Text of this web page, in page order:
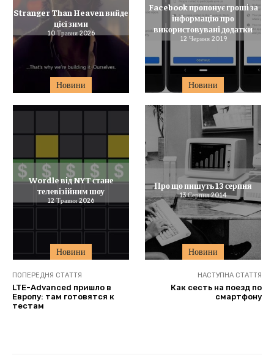
Новини
Stranger Than Heaven вийде
цієї зими
10 Травня 2026
Новини
Facebook пропонує гроші за
інформацію про
використовувані додатки
12 Червня 2019
Новини
Wordle від NYT стане
телевізійним шоу
12 Травня 2026
Новини
Про що пишуть 13 серпня
13 Серпня 2014
ПОПЕРЕДНЯ СТАТТЯ
LTE-Advanced пришло в
Европу: там готовятся к
тестам
НАСТУПНА СТАТТЯ
Как сесть на поезд по
смартфону